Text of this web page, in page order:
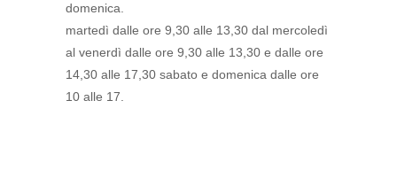
domenica.
martedì dalle ore 9,30 alle 13,30 dal mercoledì
al venerdì dalle ore 9,30 alle 13,30 e dalle ore
14,30 alle 17,30 sabato e domenica dalle ore
10 alle 17.